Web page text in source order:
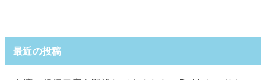
最近の投稿